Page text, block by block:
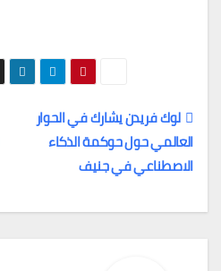
تصفّح
المقالات
لوك فريدن يشارك في الحوار
العالمي حول حوكمة الذكاء
الاصطناعي في جنيف